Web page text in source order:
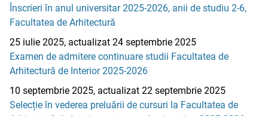
Înscrieri în anul universitar 2025-2026, anii de studiu 2-6,
Facultatea de Arhitectură
25 iulie 2025, actualizat 24 septembrie 2025
Examen de admitere continuare studii Facultatea de
Arhitectură de Interior 2025-2026
10 septembrie 2025, actualizat 22 septembrie 2025
Selecție în vederea preluării de cursuri la Facultatea de